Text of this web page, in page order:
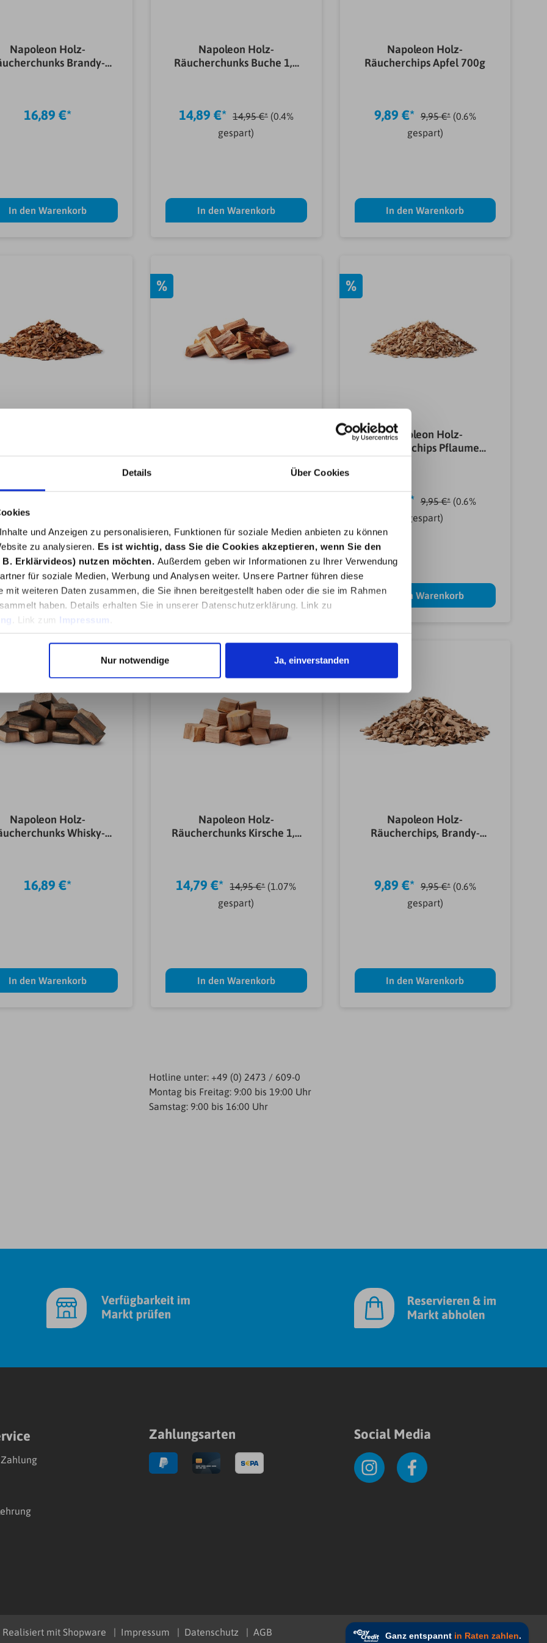
Details Über Cookies
und Anzeigen zu personalisieren, Funktionen für soziale Medien anbieten zu können
zu analysieren. Es ist wichtig, dass Sie die Cookies akzeptieren, wenn Sie den
Erklärvideos) nutzen möchten. Außerdem geben wir Informationen zu Ihrer Verwendung
für soziale Medien, Werbung und Analysen weiter. Unsere Partner führen diese
mit weiteren Daten zusammen, die Sie ihnen bereitgestellt haben oder die sie im Rahmen
haben. Details erhalten Sie in unserer Datenschutzerklärung. Link zu
. Link zum Impressum
Nur notwendige Ja, einverstanden
Napoleon Holz-
Brandy-
16,89 €*
In den Warenkorb
Napoleon Holz-
Räucherchunks Buche 1,5
14,89 €* 14,95 €* (0.4%
gespart)
In den Warenkorb
Napoleon Holz-
Räucherchips Apfel 700g
9,89 €* 9,95 €* (0.6%
gespart)
In den Warenkorb
gespart)
In den Warenkorb
%
In den Warenkorb
%
Napoleon Holz-
Räucherchips Pflaume
9,89 €* 9,95 €* (0.6%
gespart)
In den Warenkorb
Napoleon Holz-
Whisky-
16,89 €*
In den Warenkorb
%
Napoleon Holz-
Räucherchunks Kirsche 1,5
14,79 €* 14,95 €* (1.07%
gespart)
In den Warenkorb
Napoleon Holz-
Räucherchips, Brandy-
9,89 €* 9,95 €* (0.6%
gespart)
In den Warenkorb
Hotline unter: +49 (0) 2473 / 609-0
Montag bis Freitag: 9:00 bis 19:00 Uhr
Samstag: 9:00 bis 16:00 Uhr
Zahlungsarten Social Media
Realisiert mit Shopware Impressum Datenschutz AGB